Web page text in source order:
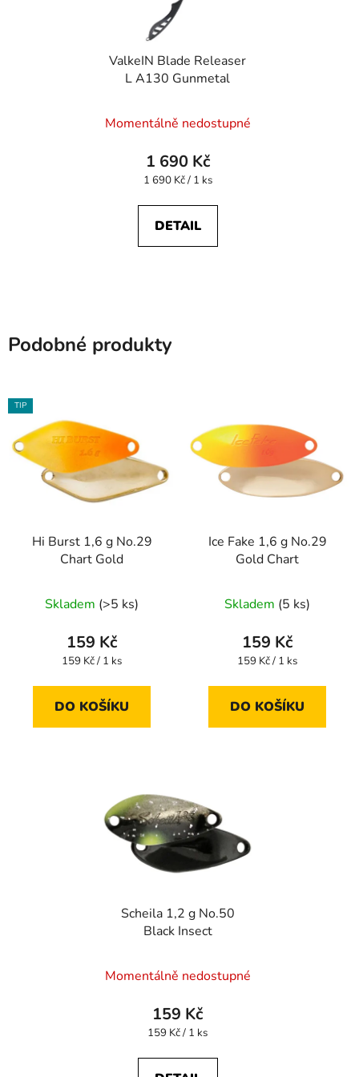
ValkeIN Blade Releaser
L A130 Gunmetal
Momentálně nedostupné
1 690 Kč
Měrná
1 690 Kč / 1 ks
DETAIL
Podobné produkty
TIP
Hi Burst 1,6 g No.29
Chart Gold
Skladem (>5 ks)
159 Kč
Měrná
159 Kč / 1 ks
DO KOŠÍKU
Ice Fake 1,6 g No.29
Gold Chart
Skladem (5 ks)
159 Kč
Měrná
159 Kč / 1 ks
DO KOŠÍKU
Scheila 1,2 g No.50
Black Insect
Momentálně nedostupné
159 Kč
Měrná
159 Kč / 1 ks